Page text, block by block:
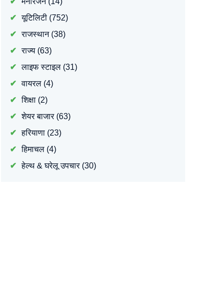
यूटिलिटी(752)
राजस्थान(38)
राज्य(63)
लाइफ स्टाइल(31)
वायरल(4)
शिक्षा(2)
शेयर बाजार(63)
हरियाणा(23)
हिमाचल(4)
हेल्थ & घरेलू उपचार(30)